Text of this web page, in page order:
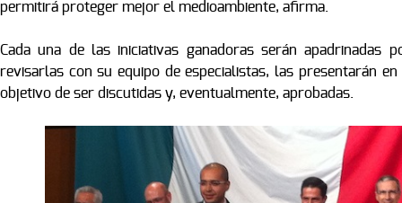
permitirá proteger mejor el medioambiente, afirma.
Cada una de las iniciativas ganadoras serán apadrinadas
revisarlas con su equipo de especialistas, las presentarán
objetivo de ser discutidas y, eventualmente, aprobadas.